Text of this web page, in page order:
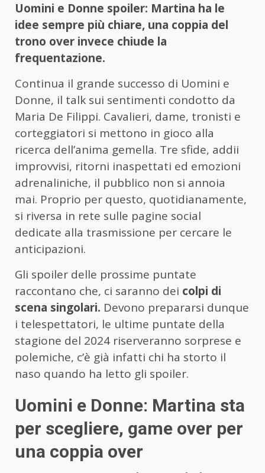
Uomini e Donne spoiler: Martina ha le
idee sempre più chiare, una coppia del
trono over invece chiude la
frequentazione.
Continua il grande successo di Uomini e
Donne, il talk sui sentimenti condotto da
Maria De Filippi. Cavalieri, dame, tronisti e
corteggiatori si mettono in gioco alla
ricerca dell’anima gemella. Tre sfide, addii
improvvisi, ritorni inaspettati ed emozioni
adrenaliniche, il pubblico non si annoia
mai. Proprio per questo, quotidianamente,
si riversa in rete sulle pagine social
dedicate alla trasmissione per cercare le
anticipazioni.
Gli spoiler delle prossime puntate
raccontano che, ci saranno dei colpi di
scena singolari. Devono prepararsi dunque
i telespettatori, le ultime puntate della
stagione del 2024 riserveranno sorprese e
polemiche, c’è già infatti chi ha storto il
naso quando ha letto gli spoiler.
Uomini e Donne: Martina sta
per scegliere, game over per
una coppia over